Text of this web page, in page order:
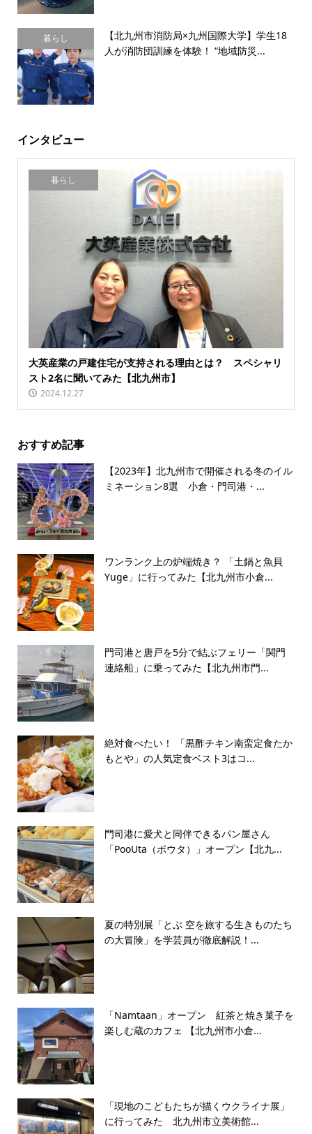
暮らし
【北九州市消防局×九州国際大学】学生18
人が消防団訓練を体験！ “地域防災...
インタビュー
暮らし
大英産業の戸建住宅が支持される理由とは？ スペシャリ
スト2名に聞いてみた【北九州市】
2024.12.27
おすすめ記事
【2023年】北九州市で開催される冬のイル
ミネーション8選 小倉・門司港・...
ワンランク上の炉端焼き？ 「土鍋と魚貝
Yuge」に行ってみた【北九州市小倉...
門司港と唐戸を5分で結ぶフェリー「関門
連絡船」に乗ってみた【北九州市門...
絶対食べたい！ 「黒酢チキン南蛮定食たか
もとや」の人気定食ベスト3はコ...
門司港に愛犬と同伴できるパン屋さん
「PooUta（ポウタ）」オープン【北九...
夏の特別展「とぶ 空を旅する生きものたち
の大冒険」を学芸員が徹底解説！...
「Namtaan」オープン 紅茶と焼き菓子を
楽しむ蔵のカフェ 【北九州市小倉...
「現地のこどもたちが描くウクライナ展」
に行ってみた 北九州市立美術館...